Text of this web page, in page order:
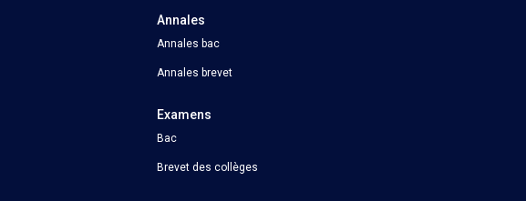
Annales
Annales bac
Annales brevet
Examens
Bac
Brevet des collèges